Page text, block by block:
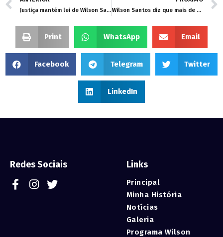
Justiça mantém lei de Wilson Santos que estadualiza a Estrada Rio dos Couros Wilson Santos diz que mais de 50 mil alunos precisam de atendimento especializado na educação de MT
Print WhatsApp Email
Facebook Telegram Twitter
LinkedIn
Links
Principal
Minha História
Notícias
Galeria
Programa Wilson
Redes Sociais